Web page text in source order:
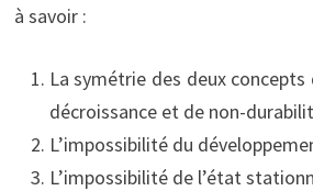
à savoir :
La symétrie des deux
décroissance et de non-
L’impossibilité du
L’impossibilité de l’état